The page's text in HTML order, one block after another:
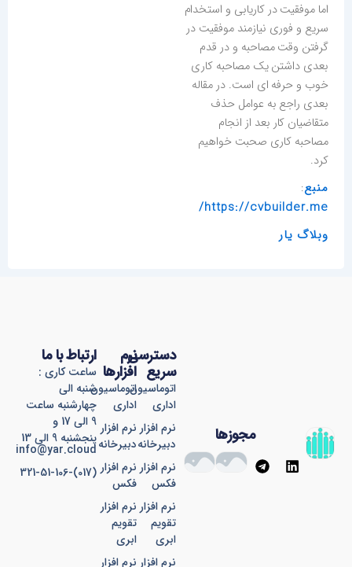
اما موفقیت در کاریابی و استخدام
سریع و فوری نیازمند موفقیت در
گرفتن وقت مصاحبه و در قدم
بعدی داشتن یک مصاحبه کاری
خوب و حرفه ای است. در مقاله
بعدی راجع به عوامل حذف
متقاضیان کار بعد از انجام
مصاحبه کاری صحبت خواهیم
کرد.
منبع:
https://cvbuilder.me/
وبلاگ یار
نرم
افزارها
اتوماسیون
اداری
نرم افزار
دبیرخانه
نرم افزار
فکس
نرم افزار
تقویم
ابری
نرم افزار
دسترسی
سریع
اتوماسیون
اداری
نرم افزار
دبیرخانه
نرم افزار
فکس
نرم افزار
تقویم
ابری
نرم افزار
ارتباط با ما
ساعت کاری :
شنبه الی
چهارشنبه ساعت
9 الی 17 و
پنجشنبه 9 الی 13
info@yar.cloud
(017)-321-51-106
مجوزها
L
i
T
e